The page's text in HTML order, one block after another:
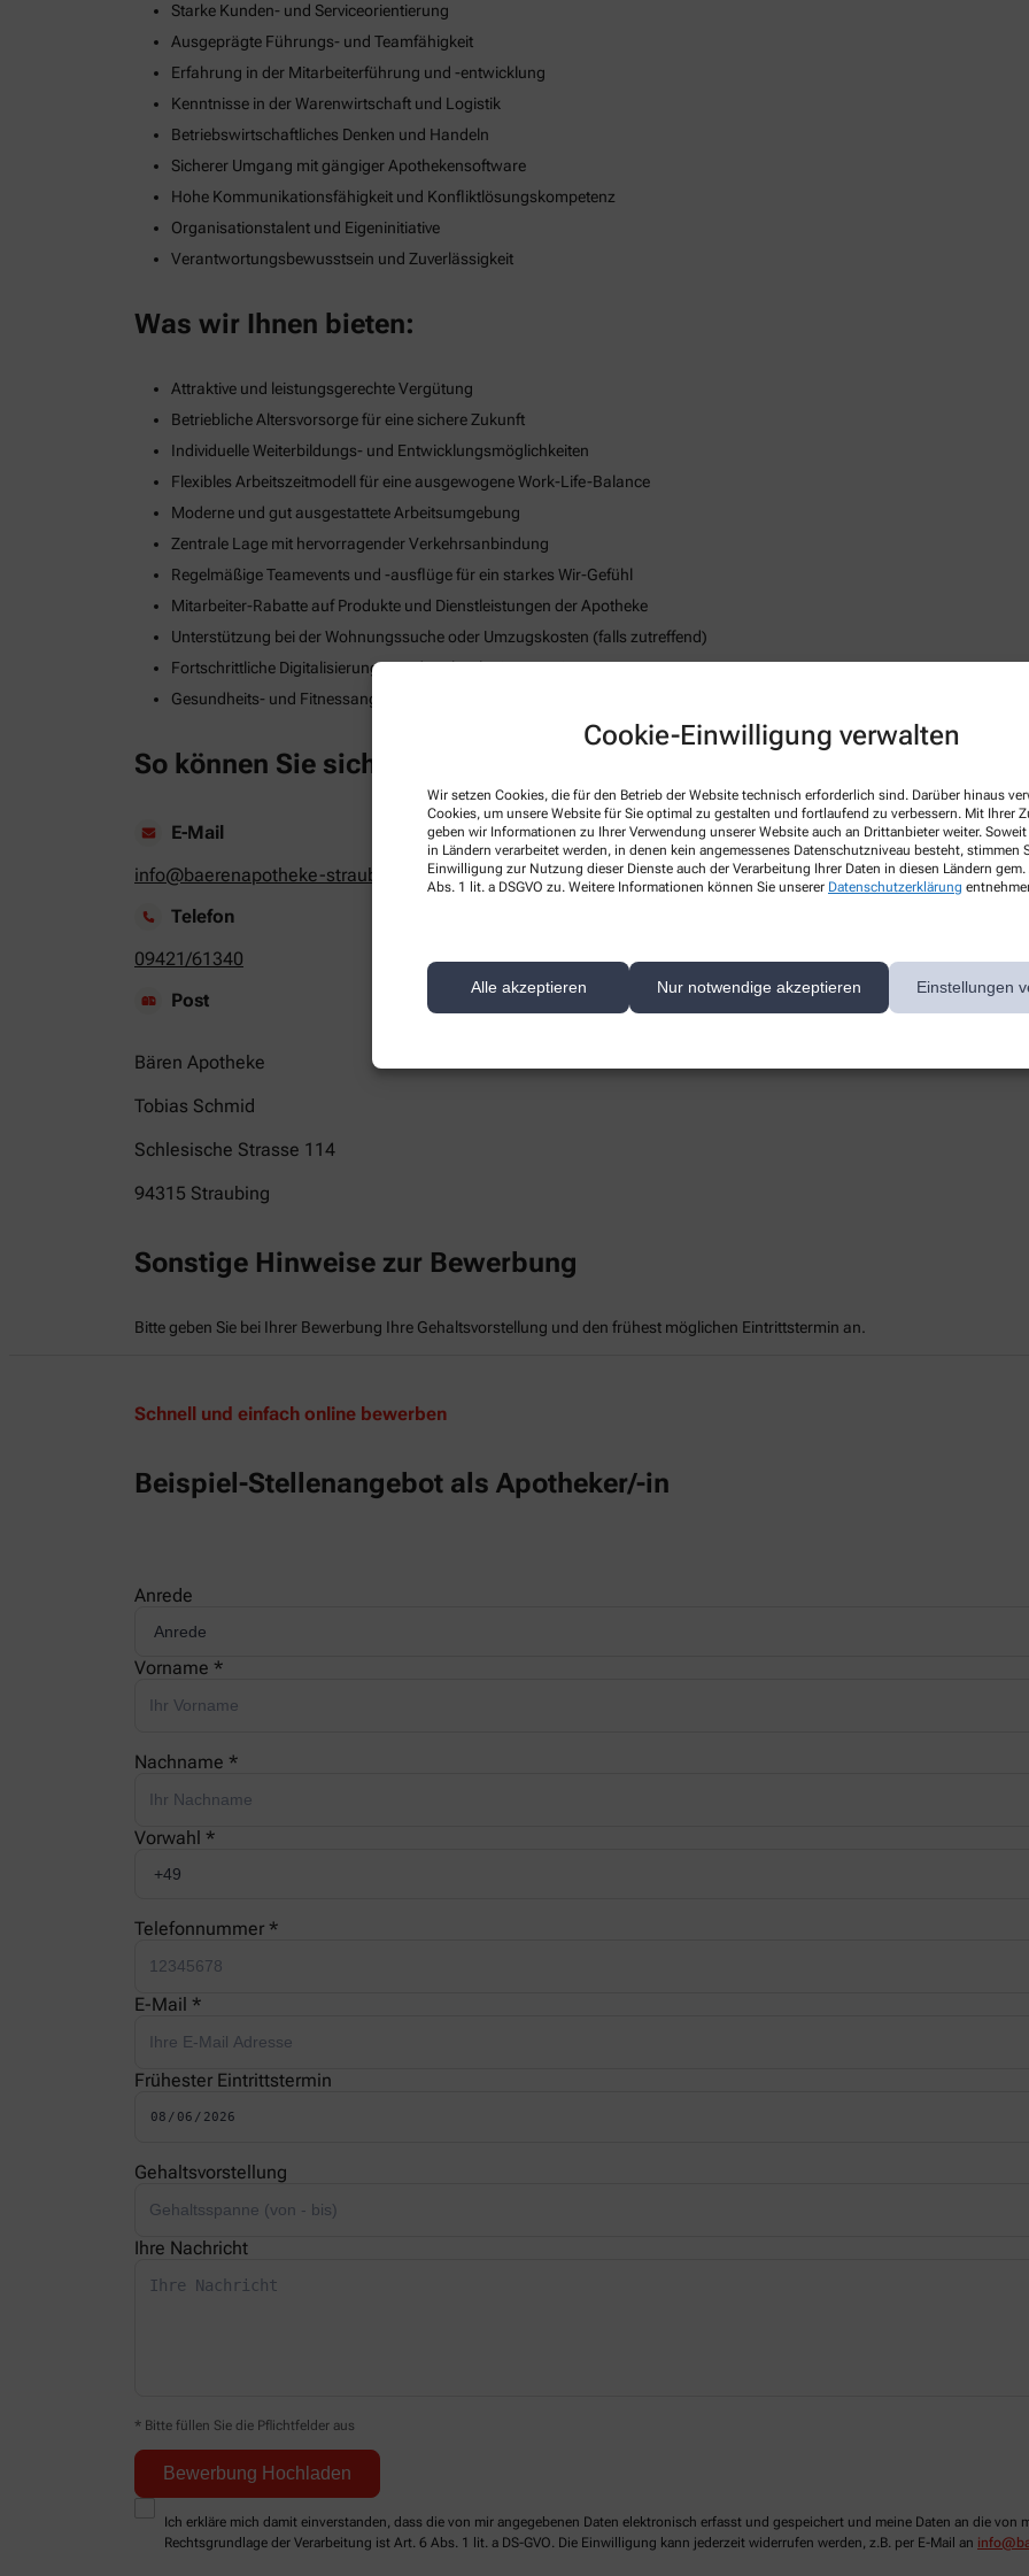
Cookie-Einwilligung verwalten
Wir setzen Cookies, die für den Betrieb der Website technisch erforderlich sind. Darüber hinaus
Cookies, um unsere Website für Sie optimal zu gestalten und fortlaufend zu verbessern. Mit Ihrer
geben wir Informationen zu Ihrer Verwendung unserer Website auch an Drittanbieter weiter. Soweit
in Ländern verarbeitet werden, in denen kein angemessenes Datenschutzniveau besteht, stimmen
Einwilligung zur Nutzung dieser Dienste auch der Verarbeitung Ihrer Daten in diesen Ländern
Abs. 1 lit. a DSGVO zu. Weitere Informationen können Sie unserer Datenschutzerklärung
Alle akzeptieren Nur notwendige akzeptieren Einstellungen
Starke Kunden- und Serviceorientierung
Ausgeprägte Führungs- und Teamfähigkeit
Erfahrung in der Mitarbeiterführung und -entwicklung
Kenntnisse in der Warenwirtschaft und Logistik
Betriebswirtschaftliches Denken und Handeln
Sicherer Umgang mit gängiger Apothekensoftware
Hohe Kommunikationsfähigkeit und Konfliktlösungskompetenz
Organisationstalent und Eigeninitiative
Verantwortungsbewusstsein und Zuverlässigkeit
Was wir Ihnen bieten:
Attraktive und leistungsgerechte Vergütung
Betriebliche Altersvorsorge für eine sichere Zukunft
Individuelle Weiterbildungs- und Entwicklungsmöglichkeiten
Flexibles Arbeitszeitmodell für eine ausgewogene Work-Life-Balance
Moderne und gut ausgestattete Arbeitsumgebung
Zentrale Lage mit hervorragender Verkehrsanbindung
Regelmäßige Teamevents und -ausflüge für ein starkes Wir-Gefühl
Mitarbeiter-Rabatte auf Produkte und Dienstleistungen der Apotheke
Unterstützung bei der Wohnungssuche oder Umzugskosten (falls zutreffend)
Fortschrittliche Digitalisierungs- und Technologiestrategie
Gesundheits- und Fitnessangebote zur Stärkung des körperlichen Wohlbefindens
So können Sie sich bewerben
E-Mail
info@baerenapotheke-straubing.de
Telefon
09421/61340
Post
Bären Apotheke
Tobias Schmid
Schlesische Strasse 114
94315 Straubing
Sonstige Hinweise zur Bewerbung
Bitte geben Sie bei Ihrer Bewerbung Ihre Gehaltsvorstellung und den frühest möglichen Eintrittstermin an.
Schnell und einfach online bewerben
Beispiel-Stellenangebot als Apotheker/-in
Anrede
Vorname *
Nachname *
Vorwahl *
Telefonnummer *
E-Mail *
Frühester Eintrittstermin
Gehaltsvorstellung
Ihre Nachricht
* Bitte füllen Sie die Pflichtfelder aus
Ich erkläre mich damit einverstanden, dass die von mir angegebenen Daten elektronisch erfasst und gespeichert und meine Daten an die von
Rechtsgrundlage der Verarbeitung ist Art. 6 Abs. 1 lit. a DS-GVO. Die Einwilligung kann jederzeit widerrufen werden, z.B. per E-Mail an